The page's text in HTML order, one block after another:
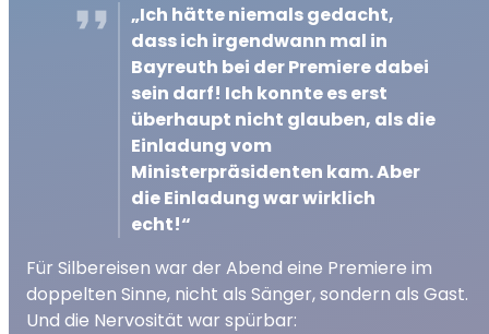
„Ich hätte niemals gedacht,
dass ich irgendwann mal in
Bayreuth bei der Premiere dabei
sein darf! Ich konnte es erst
überhaupt nicht glauben, als die
Einladung vom
Ministerpräsidenten kam. Aber
die Einladung war wirklich
echt!“
Für Silbereisen war der Abend eine Premiere im
doppelten Sinne, nicht als Sänger, sondern als Gast.
Und die Nervosität war spürbar: